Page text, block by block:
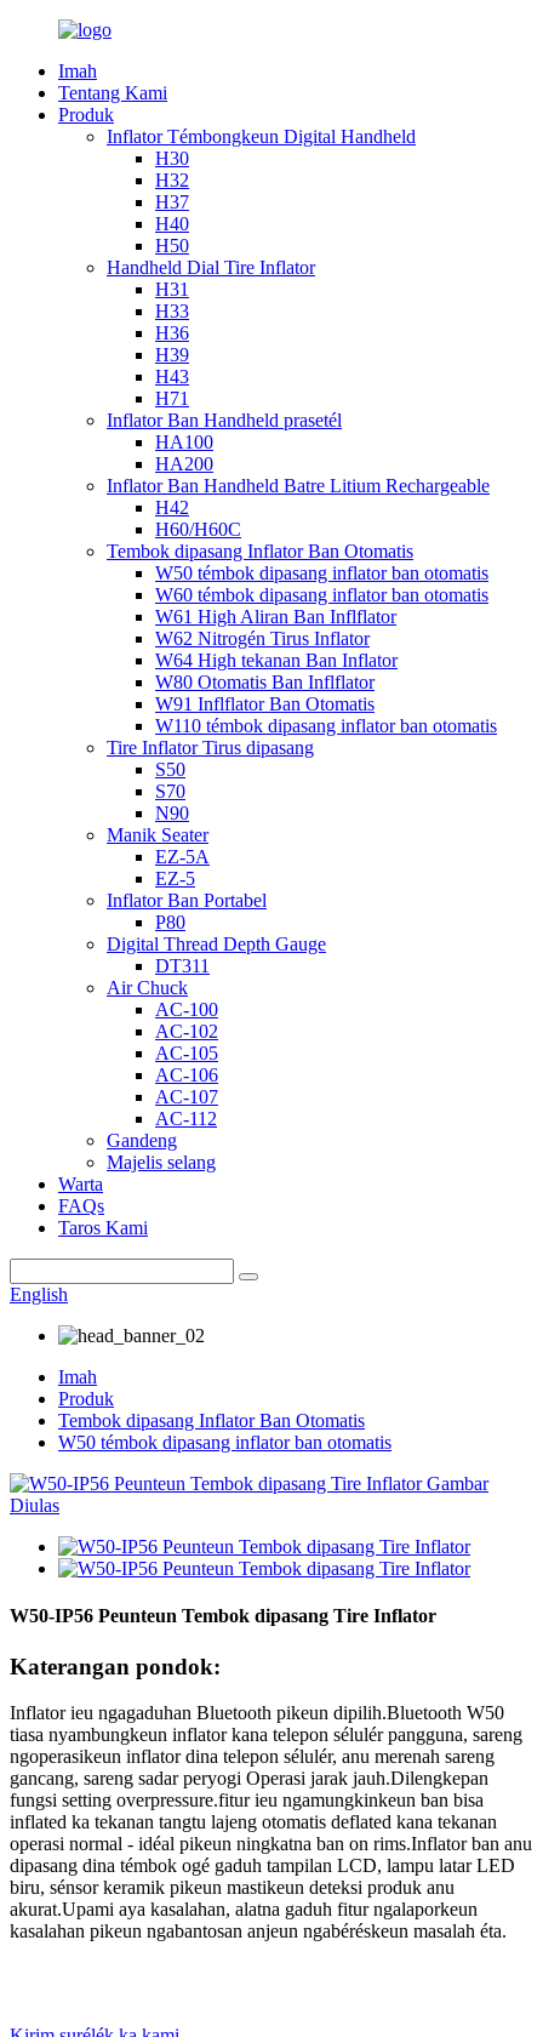
Imah
Tentang Kami
Produk
Inflator Témbongkeun Digital Handheld
H30
H32
H37
H40
H50
Handheld Dial Tire Inflator
H31
H33
H36
H39
H43
H71
Inflator Ban Handheld prasetél
HA100
HA200
Inflator Ban Handheld Batre Litium Rechargeable
H42
H60/H60C
Tembok dipasang Inflator Ban Otomatis
W50 témbok dipasang inflator ban otomatis
W60 témbok dipasang inflator ban otomatis
W61 High Aliran Ban Inflflator
W62 Nitrogén Tirus Inflator
W64 High tekanan Ban Inflator
W80 Otomatis Ban Inflflator
W91 Inflflator Ban Otomatis
W110 témbok dipasang inflator ban otomatis
Tire Inflator Tirus dipasang
S50
S70
N90
Manik Seater
EZ-5A
EZ-5
Inflator Ban Portabel
P80
Digital Thread Depth Gauge
DT311
Air Chuck
AC-100
AC-102
AC-105
AC-106
AC-107
AC-112
Gandeng
Majelis selang
Warta
FAQs
Taros Kami
English
Imah
Produk
Tembok dipasang Inflator Ban Otomatis
W50 témbok dipasang inflator ban otomatis
W50-IP56 Peunteun Tembok dipasang Tire Inflator
Katerangan pondok:
Inflator ieu ngagaduhan Bluetooth pikeun dipilih.Bluetooth W50
tiasa nyambungkeun inflator kana telepon sélulér pangguna, sareng
ngoperasikeun inflator dina telepon sélulér, anu merenah sareng
gancang, sareng sadar peryogi Operasi jarak jauh.Dilengkepan
fungsi setting overpressure.fitur ieu ngamungkinkeun ban bisa
inflated ka tekanan tangtu lajeng otomatis deflated kana tekanan
operasi normal - idéal pikeun ningkatna ban on rims.Inflator ban anu
dipasang dina témbok ogé gaduh tampilan LCD, lampu latar LED
biru, sénsor keramik pikeun mastikeun deteksi produk anu
akurat.Upami aya kasalahan, alatna gaduh fitur ngalaporkeun
kasalahan pikeun ngabantosan anjeun ngabéréskeun masalah éta.